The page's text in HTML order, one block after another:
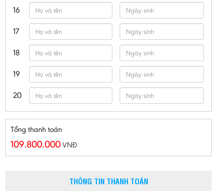
16
17
18
19
20
Tổng thanh toán
109.800.000 VNĐ
THÔNG TIN THANH TOÁN